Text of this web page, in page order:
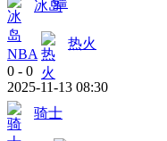
冰岛
NBA
热火
0 - 0
2025-11-13 08:30
骑士